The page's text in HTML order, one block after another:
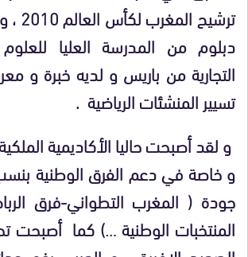
دبلوم من المدرسة العليا
التجارية من باريس و لديه خبرة و
تسيير المنشئات الرياضية .
و لقد أصبحت حاليا الأكاديمية
و خاصة في دعم الفرق الوطنية
جودة ( المغرب التطواني-فرق
المنتخبات الوطنية …) كما أصبحت